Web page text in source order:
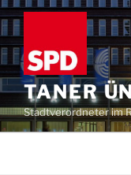
Zum
Inhalt
springen
TANER
Stadtverordneter im